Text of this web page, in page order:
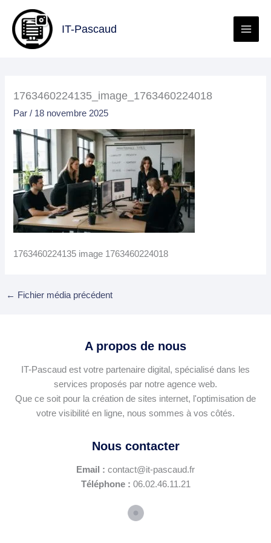
contenu
IT-Pascaud
1763460224135_image_1763460224018
Par/ 18 novembre 2025
1763460224135 image 1763460224018
← Fichier média précédent
A propos de nous
IT-Pascaud est votre partenaire digital, spécialisé dans les
services proposés par notre agence web.
Que ce soit pour la création de sites internet, l'optimisation de
votre visibilité en ligne, nous sommes à vos côtés.
Nous contacter
Email : contact@it-pascaud.fr
Téléphone : 06.02.46.11.21